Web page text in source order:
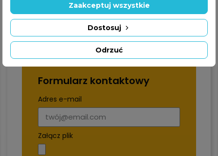
+48 22 228 72 89
+48 570 507 070
Formularz kontaktowy
Adres e-mail
Załącz plik
Odrzuć
Dostosuj
Zaakceptuj wszystkie